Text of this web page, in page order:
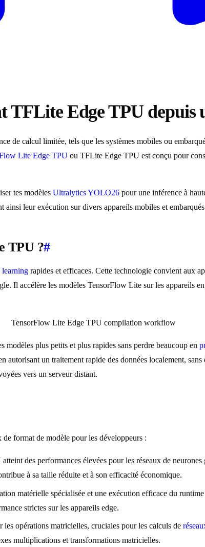
TFLite Edge TPU depuis
de calcul limitée, tels que les systèmes mobiles ou
Lite Edge TPU ou TFLite Edge TPU est conçu pour
tes modèles Ultralytics YOLO26 pour une inférence à
leur exécution sur divers appareils mobiles et
TPU ?#
learning rapides et efficaces. Cette technologie convient aux
Il accélère les modèles TensorFlow Lite sur les appareils
plus petits et plus rapides sans perdre beaucoup en
un traitement rapide des données localement,
vers un serveur distant.
format de modèle pour les développeurs :
des performances élevées pour les réseaux de
à sa taille réduite et à son efficacité économique.
matérielle spécialisée et une exécution efficace du
strictes sur les appareils edge.
opérations matricielles, cruciales pour les calculs de
multiplications et transformations matricielles.